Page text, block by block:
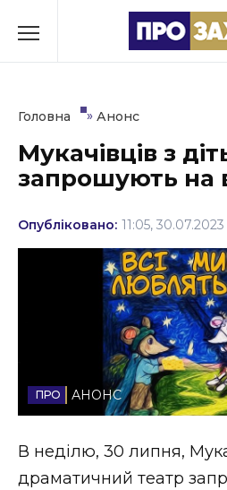
до
Культура
Освіта
Політика
Стиль життя
Втрачений Ужгород
Головна » Анонс
Мукачівців з
запрошують на
Опубліковано: 11:05, 30.07.2023
АНОНС
В неділю, 30 липня,
драматичний театр